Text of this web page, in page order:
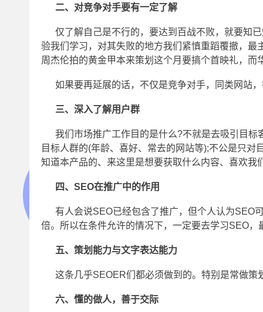
二、对竞争对手要有一定了解
仅了解自己是不行的，要达到百战不败，就要知
验我们学习，对其失败的地方我们紧慎重蹈覆撤，
周杰伦拍的黄金甲本来策划这个月要搞个首映礼，
如果要再延展的话，不仅是竞争对手，同类网站
三、深入了解用户群
我们市场推广工作目的是什么?不就是去吸引目
目标人群的(年龄、喜好、常去的网站等);不公是只
知道本产品的、来这里是想要获取什么内容、喜欢我
四、SEO在推广中的作用
有人会说SEO已经包含了推广，但个人认为SEO
倍。所以在条件允许的情况下，一定要去学习SEO
五、策划能力与文字表达能力
这条几乎SEOER们都必须做到的。特别是常做
六、懂的做人，善于交际